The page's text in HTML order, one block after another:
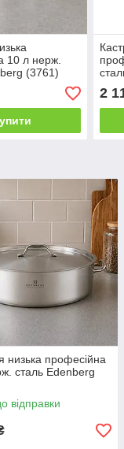
10 л нерж.
(3761)
2
низька професійна
сталь Edenberg
відправки